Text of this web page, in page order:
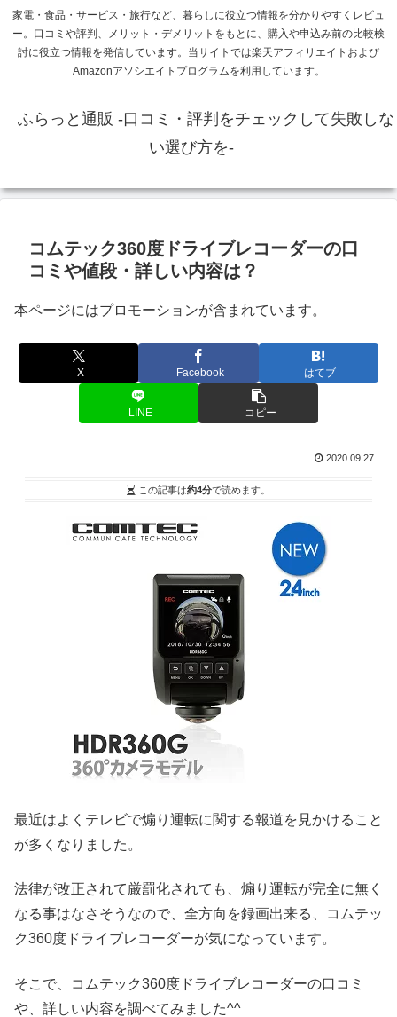
家電・食品・サービス・旅行など、暮らしに役立つ情報を分かりやすくレビュ
ー。口コミや評判、メリット・デメリットをもとに、購入や申込み前の比較検
討に役立つ情報を発信しています。当サイトでは楽天アフィリエイトおよび
Amazonアソシエイトプログラムを利用しています。
ふらっと通販 -口コミ・評判をチェックして失敗しな
い選び方を-
コムテック360度ドライブレコーダーの口
コミや値段・詳しい内容は？
本ページにはプロモーションが含まれています。
X Facebook はてブ
LINE コピー
2020.09.27
この記事は約4分で読めます。
最近はよくテレビで煽り運転に関する報道を見かけること
が多くなりました。
法律が改正されて厳罰化されても、煽り運転が完全に無く
なる事はなさそうなので、全方向を録画出来る、コムテッ
ク360度ドライブレコーダーが気になっています。
そこで、コムテック360度ドライブレコーダーの口コミ
や、詳しい内容を調べてみました^^